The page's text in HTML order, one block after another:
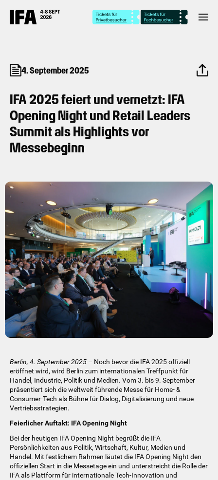
4. September 2025
IFA 2025 feiert und vernetzt: IFA
Opening Night und Retail Leaders
Summit als Highlights vor
Messebeginn
Berlin, 4. September 2025 – Noch bevor die IFA 2025 offiziell
eröffnet wird, wird Berlin zum internationalen Treffpunkt für
Handel, Industrie, Politik und Medien. Vom 3. bis 9. September
präsentiert sich die weltweit führende Messe für Home- &
Consumer-Tech als Bühne für Dialog, Digitalisierung und neue
Vertriebsstrategien.
Feierlicher Auftakt: IFA Opening Night
Bei der heutigen IFA Opening Night begrüßt die IFA
Persönlichkeiten aus Politik, Wirtschaft, Kultur, Medien und
Handel. Mit festlichem Rahmen läutet die IFA Opening Night den
offiziellen Start in die Messetage ein und unterstreicht die Rolle der
IFA als Plattform für internationale Tech-Innovation und